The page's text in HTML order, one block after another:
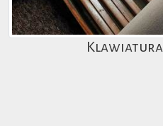
Klawiatura